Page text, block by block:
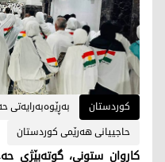
کوردستان
حاجییانی هەرێمی کوردستان
کاروان ستونی، گوتەبێژی